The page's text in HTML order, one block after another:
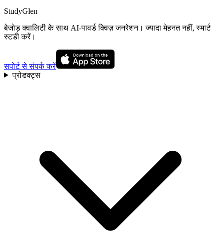
StudyGlen
बेजोड़ क्वालिटी के साथ AI-पावर्ड क्विज़ जनरेशन। ज्यादा मेहनत नहीं, स्मार्ट
स्टडी करें।
सपोर्ट से संपर्क करें
प्रोडक्ट्स